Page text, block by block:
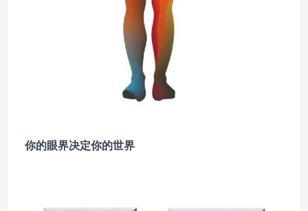
你的眼界决定你的世界